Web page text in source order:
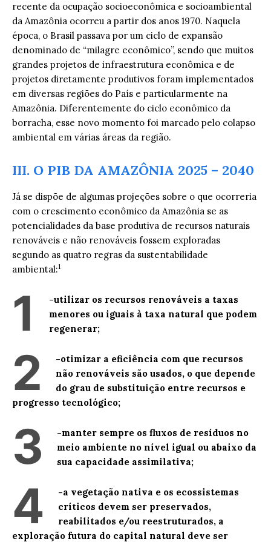
recente da ocupação socioeconômica e socioambiental
da Amazônia ocorreu a partir dos anos 1970. Naquela
época, o Brasil passava por um ciclo de expansão
denominado de “milagre econômico”, sendo que muitos
grandes projetos de infraestrutura econômica e de
projetos diretamente produtivos foram implementados
em diversas regiões do País e particularmente na
Amazônia. Diferentemente do ciclo econômico da
borracha, esse novo momento foi marcado pelo colapso
ambiental em várias áreas da região.
III. O PIB DA AMAZÔNIA 2025 – 2040
Já se dispõe de algumas projeções sobre o que ocorreria
com o crescimento econômico da Amazônia se as
potencialidades da base produtiva de recursos naturais
renováveis e não renováveis fossem exploradas
segundo as quatro regras da sustentabilidade
ambiental:1
1
-utilizar os recursos renováveis a taxas
menores ou iguais à taxa natural que podem
regenerar;
2
-otimizar a eficiência com que recursos
não renováveis são usados, o que depende
do grau de substituição entre recursos e
progresso tecnológico;
3
-manter sempre os fluxos de resíduos no
meio ambiente no nível igual ou abaixo da
sua capacidade assimilativa;
4
-a vegetação nativa e os ecossistemas
críticos devem ser preservados,
reabilitados e/ou reestruturados, a
exploração futura do capital natural deve ser